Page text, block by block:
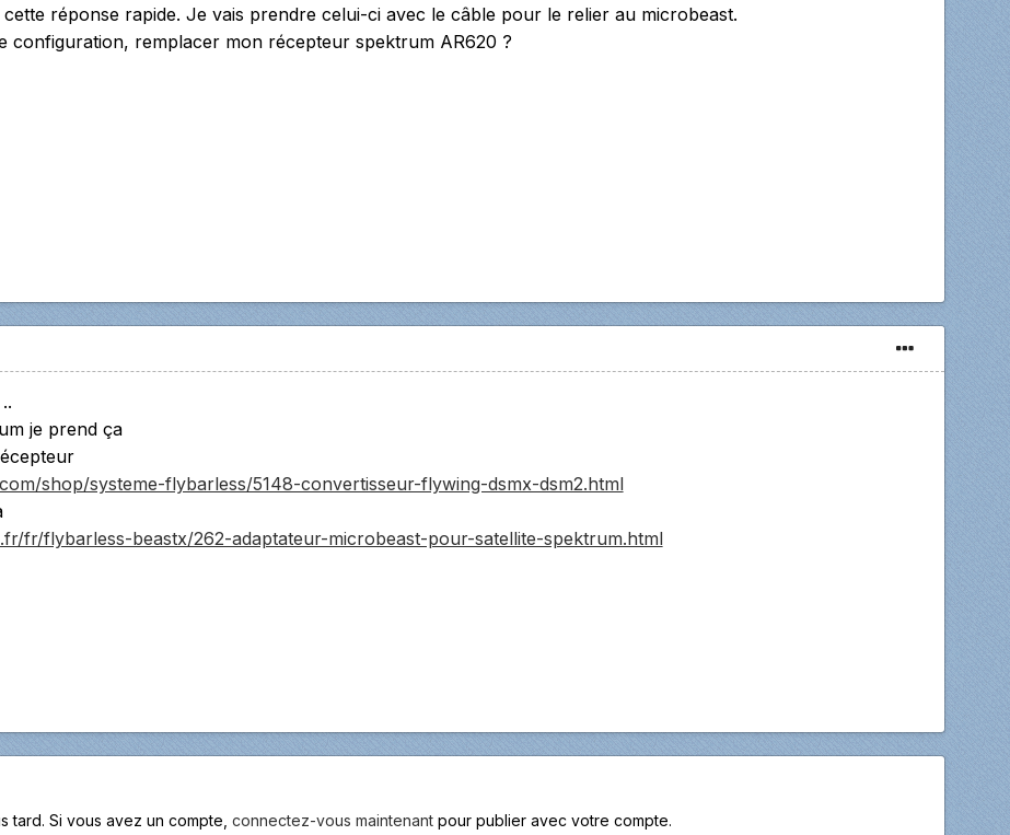
réponse rapide. Je vais prendre celui-ci avec le câble pour le relier au microbeast.
configuration, remplacer mon récepteur spektrum AR620 ?
je prend ça
shop/systeme-flybarless/5148-convertisseur-flywing-dsmx-dsm2.html
fr/flybarless-beastx/262-adaptateur-microbeast-pour-satellite-spektrum.html
tard. Si vous avez un compte, connectez-vous maintenantpour publier avec votre compte.